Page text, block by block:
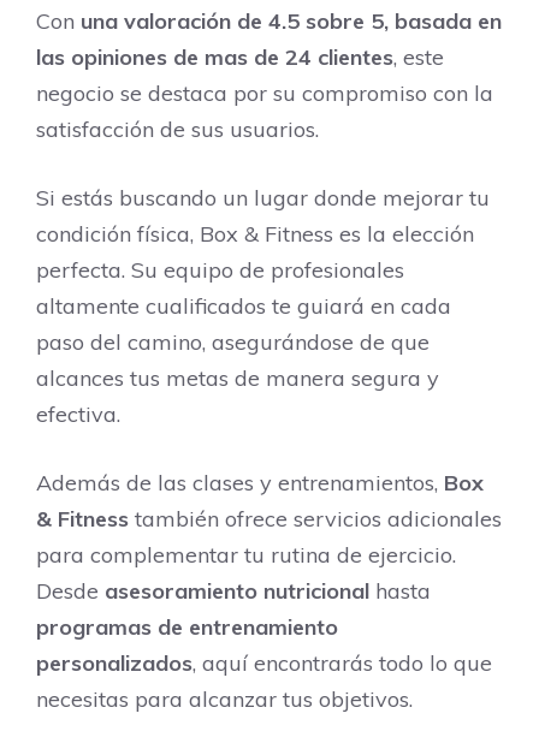
Con una valoración de 4.5 sobre 5, basada en
las opiniones de mas de 24 clientes, este
negocio se destaca por su compromiso con la
satisfacción de sus usuarios.
Si estás buscando un lugar donde mejorar tu
condición física, Box & Fitness es la elección
perfecta. Su equipo de profesionales
altamente cualificados te guiará en cada
paso del camino, asegurándose de que
alcances tus metas de manera segura y
efectiva.
Además de las clases y entrenamientos, Box
& Fitness también ofrece servicios adicionales
para complementar tu rutina de ejercicio.
Desde asesoramiento nutricional hasta
programas de entrenamiento
personalizados, aquí encontrarás todo lo que
necesitas para alcanzar tus objetivos.